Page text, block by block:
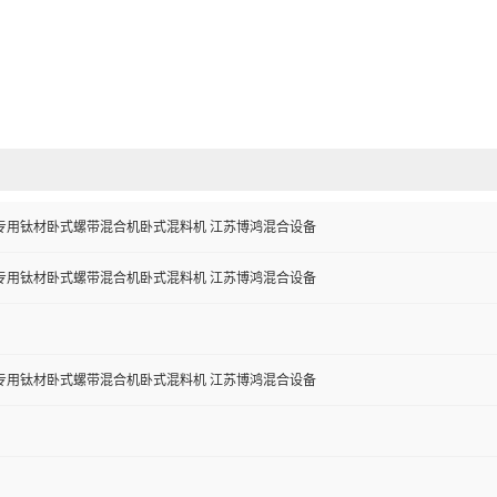
用钛材卧式螺带混合机卧式混料机 江苏博鸿混合设备
用钛材卧式螺带混合机卧式混料机 江苏博鸿混合设备
用钛材卧式螺带混合机卧式混料机 江苏博鸿混合设备